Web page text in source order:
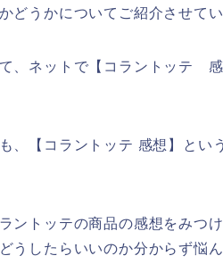
どうかについてご紹介させてい
、ネットで【コラントッテ
、【コラントッテ 感想】とい
ントッテの商品の感想をみつ
うしたらいいのか分からず悩